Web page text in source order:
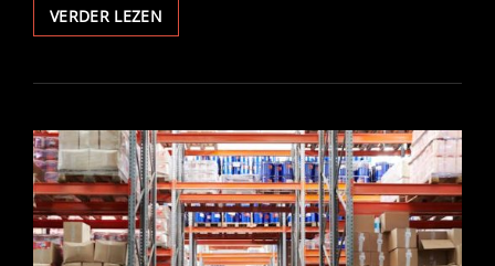
VERDER LEZEN
VAN
ADVOCAAT
BIJ
PROBLEMEN
IN
JE
PRIVÉ-
SITUATIE